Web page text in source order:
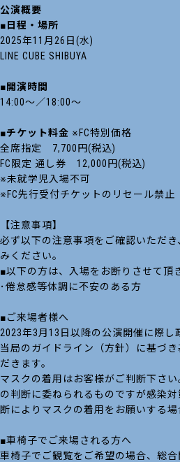
公演概要
■日程・場所
2025年11月26日(水)
LINE CUBE SHIBUYA
■開演時間
14:00～／18:00～
■チケット料金 ※FC特別価格
全席指定 7,700円(税込)
FC限定 通し券 12,000円(税込)
※未就学児入場不可
※FC先行受付チケットのリセール禁止
【注意事項】
必ず以下の注意事項をご確認いただ
みください。
■以下の方は、入場をお断りさせて頂
･倦怠感等体調に不安のある方
■ご来場者様へ
2023年3月13日以降の公演開催に際し
当局のガイドライン（方針）に基づ
だきます。
マスクの着用はお客様がご判断下さ
の判断に委ねられるものですが感染
断によりマスクの着用をお願いする場
■車椅子でご来場される方へ
車椅子でご観覧をご希望の場合、総合